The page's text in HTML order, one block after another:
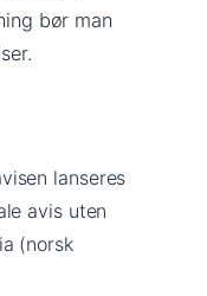
bør man
lanseres
avis uten
(norsk